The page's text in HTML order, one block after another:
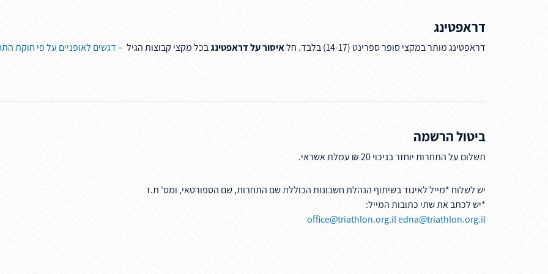
דראפטינג
דראפטינג מותר במקצי סופר ספרינט (14-17) בלבד. חל איסור על דראפטינגבכל מקצי קבוצות הגיל –דגשים לאופניים על פי חוקת
ביטול הרשמה
תשלום על התחרות יוחזר בניכוי 20 ₪ עמלת אשראי.
יש לשלוח *מייל לאיגוד בשיתוף הנהלת חשבונות הכוללת שם התחרות, שם הספורטאי, ומס' ת.ז
*יש לכתב את שתי כתובות המייל:
office@triathlon.org.iledna@triathlon.org.il